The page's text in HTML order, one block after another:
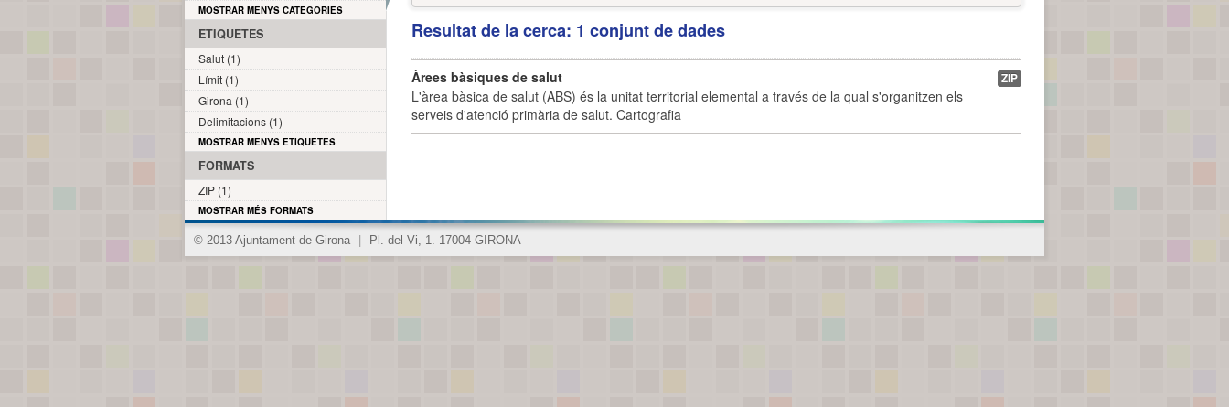
Resultat de la cerca: 1 conjunt de dades
Àrees bàsiques de salut
L'àrea bàsica de salut (ABS) és la unitat territorial elemental a través de la qual s'organitzen els
serveis d'atenció primària de salut. Cartografia
ZIP
MOSTRAR MENYS CATEGORIES
ETIQUETES
Salut (1)
Límit (1)
Girona (1)
Delimitacions (1)
MOSTRAR MENYS ETIQUETES
FORMATS
ZIP (1)
MOSTRAR MÉS FORMATS
© 2013 Ajuntament de Girona Pl. del Vi, 1. 17004 GIRONA